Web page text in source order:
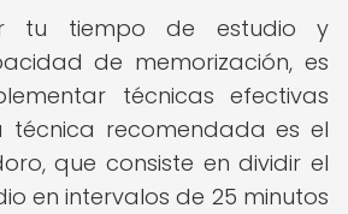
tu tiempo de estudio y
de memorización, es
técnicas efectivas
técnica recomendada es el
que consiste en dividir el
en intervalos de 25 minutos